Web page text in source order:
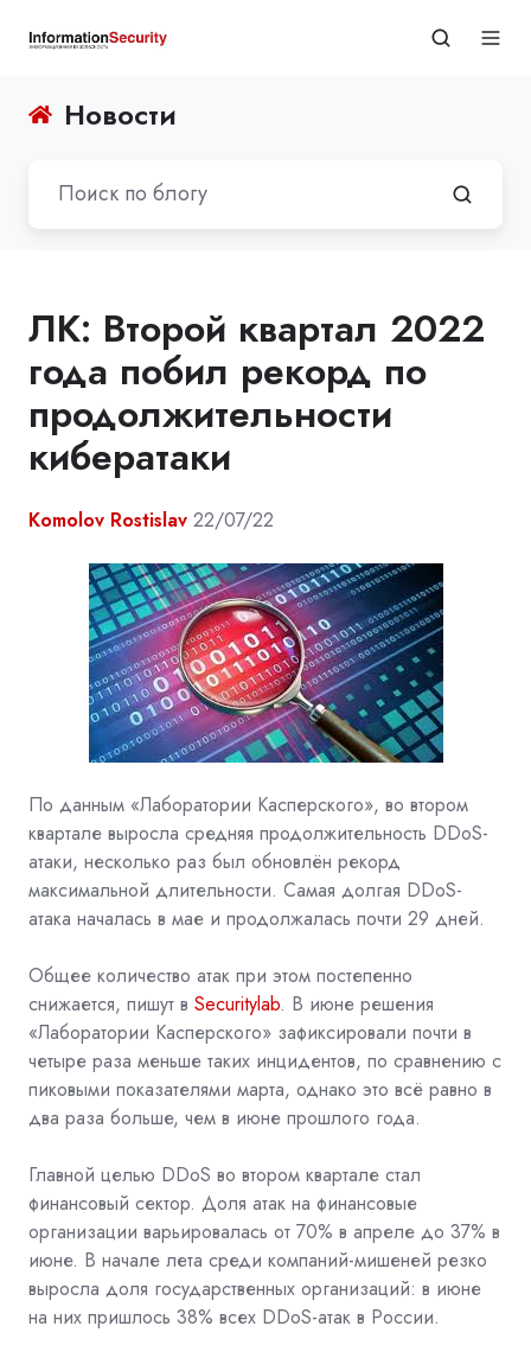
Новости
ЛК: Второй квартал 2022
года побил рекорд по
продолжительности
кибератаки
Komolov Rostislav 22/07/22
По данным «Лаборатории Касперского», во втором
квартале выросла средняя продолжительность DDoS-
атаки, несколько раз был обновлён рекорд
максимальной длительности. Самая долгая DDoS-
атака началась в мае и продолжалась почти 29 дней.
Общее количество атак при этом постепенно
снижается, пишут в Securitylab. В июне решения
«Лаборатории Касперского» зафиксировали почти в
четыре раза меньше таких инцидентов, по сравнению с
пиковыми показателями марта, однако это всё равно в
два раза больше, чем в июне прошлого года.
Главной целью DDoS во втором квартале стал
финансовый сектор. Доля атак на финансовые
организации варьировалась от 70% в апреле до 37% в
июне. В начале лета среди компаний-мишеней резко
выросла доля государственных организаций: в июне
на них пришлось 38% всех DDoS-атак в России.